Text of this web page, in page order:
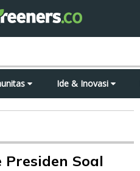
Ide & Inovasi
Soal